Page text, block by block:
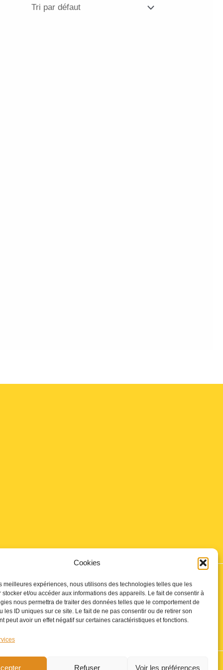
Cookies
meilleures expériences, nous utilisons des technologies telles que les
stocker et/ou accéder aux informations des appareils. Le fait de consentir à
nous permettra de traiter des données telles que le comportement de
les ID uniques sur ce site. Le fait de ne pas consentir ou de retirer son
peut avoir un effet négatif sur certaines caractéristiques et fonctions.
Refuser Voir les préférences